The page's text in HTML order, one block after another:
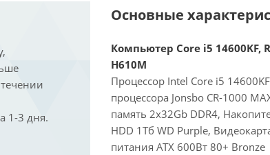
1-3 дня.
Основные
Компьютер Core i5 14600KF,
H610M
Процессор Intel Core i5
процессора Jonsbo CR-1000
память 2x32Gb DDR4,
HDD 1Тб WD Purple,
питания ATX 600Вт 80+ Bronze